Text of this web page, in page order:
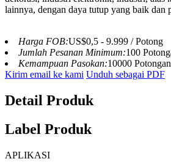
lainnya, dengan daya tutup yang baik dan
Harga FOB:US$0,5 - 9.999 / Potong
Jumlah Pesanan Minimum:100
Kemampuan Pasokan:10000
Kirim email ke kami Unduh sebagai PDF
Detail Produk
Label Produk
APLIKASI